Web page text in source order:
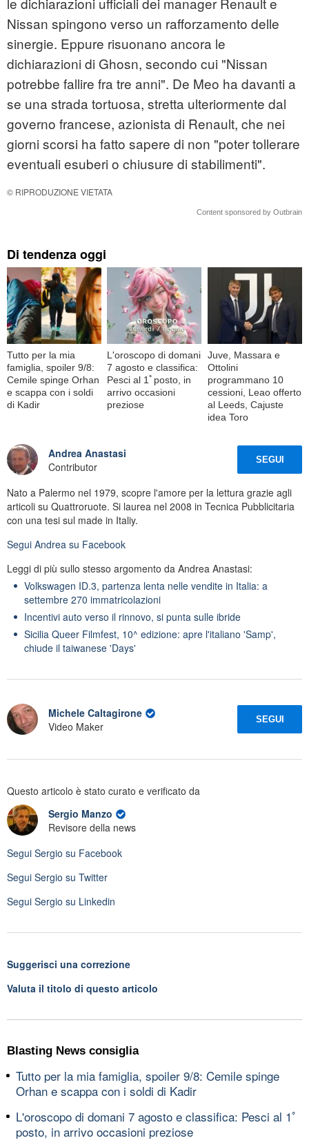
Nissan spingono verso un rafforzamento delle
sinergie. Eppure risuonano ancora le
dichiarazioni di Ghosn, secondo cui "Nissan
potrebbe fallire fra tre anni". De Meo ha davanti a
se una strada tortuosa, stretta ulteriormente dal
governo francese, azionista di Renault, che nei
giorni scorsi ha fatto sapere di non "poter tollerare
eventuali esuberi o chiusure di stabilimenti".
© RIPRODUZIONE VIETATA
Content sponsored by Outbrain
Di tendenza oggi
Tutto per la mia
famiglia, spoiler 9/8:
Cemile spinge Orhan
e scappa con i soldi
di Kadir
L'oroscopo di domani
7 agosto e classifica:
Pesci al 1ﾟposto, in
arrivo occasioni
preziose
Juve, Massara e
Ottolini
programmano 10
cessioni, Leao offerto
al Leeds, Cajuste
idea Toro
Andrea Anastasi
Contributor
SEGUI
Nato a Palermo nel 1979, scopre l'amore per la lettura grazie agli
articoli su Quattroruote. Si laurea nel 2008 in Tecnica Pubblicitaria
con una tesi sul made in Italiy.
Segui Andrea su Facebook
Leggi di più sullo stesso argomento da Andrea Anastasi:
Volkswagen ID.3, partenza lenta nelle vendite in Italia: a
settembre 270 immatricolazioni
Incentivi auto verso il rinnovo, si punta sulle ibride
Sicilia Queer Filmfest, 10^ edizione: apre l'italiano 'Samp',
chiude il taiwanese 'Days'
Michele Caltagirone
Video Maker
SEGUI
Questo articolo è stato curato e verificato da
Sergio Manzo
Revisore della news
Segui Sergio su Facebook
Segui Sergio su Twitter
Segui Sergio su Linkedin
Suggerisci una correzione
Valuta il titolo di questo articolo
Blasting News consiglia
Tutto per la mia famiglia, spoiler 9/8: Cemile spinge
Orhan e scappa con i soldi di Kadir
L'oroscopo di domani 7 agosto e classifica: Pesci al 1ﾟ
posto, in arrivo occasioni preziose